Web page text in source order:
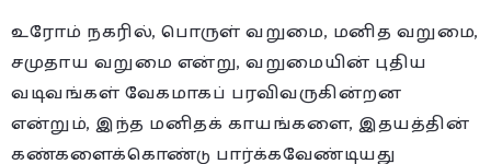
உரோம் நகரில், பொருள் வறுமை, மனித வறுமை,
சமுதாய வறுமை என்று, வறுமையின் புதிய
வடிவங்கள் வேகமாகப் பரவிவருகின்றன
என்றும், இந்த மனிதக் காயங்களை, இதயத்தின்
கண்களைக்கொண்டு பார்க்கவேண்டியது